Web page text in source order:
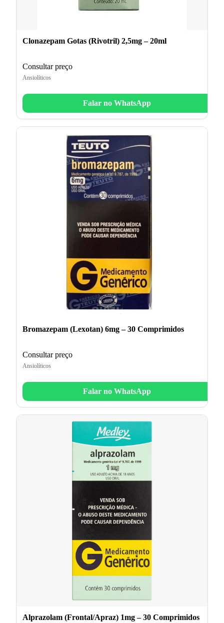
Clonazepam Gotas (Rivotril) 2,5mg – 20ml
Consultar preço
Ansiolíticos
Falar no WhatsApp
Bromazepam (Lexotan) 6mg – 30 Comprimidos
Consultar preço
Ansiolíticos
Falar no WhatsApp
Alprazolam (Frontal/Apraz) 1mg – 30 Comprimidos